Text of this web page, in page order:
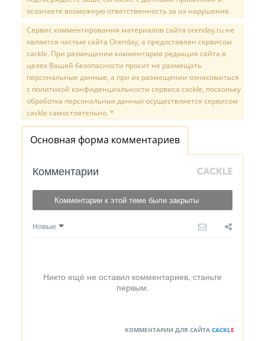
осознаете возможную ответственность за их нарушение.
Сервис комментирования материалов сайта orenday.ru не
является частью сайта Orenday, а предоставлен сервисом
cackle. При размещении комментария редакция сайта в
целях Вашей безопасности просит не размещать
персональные данные, а при их размещении ознакомиться
с политикой конфиденциальности сервиса cackle, поскольку
обработка персональных данных осуществляется сервисом
cackle самостоятельно. *
Основная форма комментариев
Комментарии
Комментарии к этой теме были закрыты
Новые
Никто ещё не оставил комментариев, станьте
первым.
КОММЕНТАРИИ ДЛЯ САЙТА CACKLE